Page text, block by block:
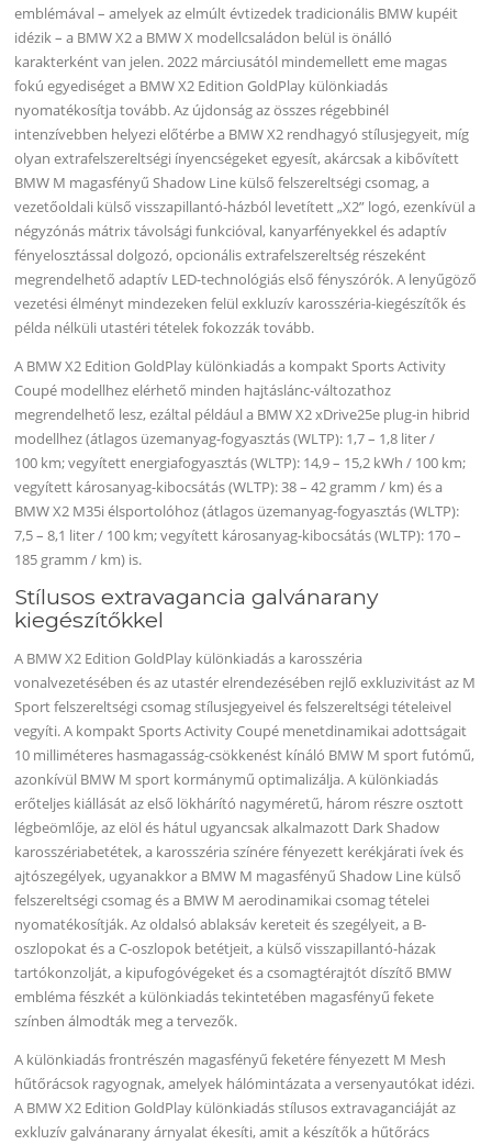
emblémával – amelyek az elmúlt évtizedek tradicionális BMW kupéit
idézik – a BMW X2 a BMW X modellcsaládon belül is önálló
karakterként van jelen. 2022 márciusától mindemellett eme magas
fokú egyediséget a BMW X2 Edition GoldPlay különkiadás
nyomatékosítja tovább. Az újdonság az összes régebbinél
intenzívebben helyezi előtérbe a BMW X2 rendhagyó stílusjegyeit, míg
olyan extrafelszereltségi ínyencségeket egyesít, akárcsak a kibővített
BMW M magasfényű Shadow Line külső felszereltségi csomag, a
vezetőoldali külső visszapillantó-házból levetített „X2” logó, ezenkívül a
négyzónás mátrix távolsági funkcióval, kanyarfényekkel és adaptív
fényelosztással dolgozó, opcionális extrafelszereltség részeként
megrendelhető adaptív LED-technológiás első fényszórók. A lenyűgöző
vezetési élményt mindezeken felül exkluzív karosszéria-kiegészítők és
példa nélküli utastéri tételek fokozzák tovább.
A BMW X2 Edition GoldPlay különkiadás a kompakt Sports Activity
Coupé modellhez elérhető minden hajtáslánc-változathoz
megrendelhető lesz, ezáltal például a BMW X2 xDrive25e plug-in hibrid
modellhez (átlagos üzemanyag-fogyasztás (WLTP): 1,7 – 1,8 liter /
100 km; vegyített energiafogyasztás (WLTP): 14,9 – 15,2 kWh / 100 km;
vegyített károsanyag-kibocsátás (WLTP): 38 – 42 gramm / km) és a
BMW X2 M35i élsportolóhoz (átlagos üzemanyag-fogyasztás (WLTP):
7,5 – 8,1 liter / 100 km; vegyített károsanyag-kibocsátás (WLTP): 170 –
185 gramm / km) is.
Stílusos extravagancia galvánarany
kiegészítőkkel
A BMW X2 Edition GoldPlay különkiadás a karosszéria
vonalvezetésében és az utastér elrendezésében rejlő exkluzivitást az M
Sport felszereltségi csomag stílusjegyeivel és felszereltségi tételeivel
vegyíti. A kompakt Sports Activity Coupé menetdinamikai adottságait
10 milliméteres hasmagasság-csökkenést kínáló BMW M sport futómű,
azonkívül BMW M sport kormánymű optimalizálja. A különkiadás
erőteljes kiállását az első lökhárító nagyméretű, három részre osztott
légbeömlője, az elöl és hátul ugyancsak alkalmazott Dark Shadow
karosszériabetétek, a karosszéria színére fényezett kerékjárati ívek és
ajtószegélyek, ugyanakkor a BMW M magasfényű Shadow Line külső
felszereltségi csomag és a BMW M aerodinamikai csomag tételei
nyomatékosítják. Az oldalsó ablaksáv kereteit és szegélyeit, a B-
oszlopokat és a C-oszlopok betétjeit, a külső visszapillantó-házak
tartókonzolját, a kipufogóvégeket és a csomagtérajtót díszítő BMW
embléma fészkét a különkiadás tekintetében magasfényű fekete
színben álmodták meg a tervezők.
A különkiadás frontrészén magasfényű feketére fényezett M Mesh
hűtőrácsok ragyognak, amelyek hálómintázata a versenyautókat idézi.
A BMW X2 Edition GoldPlay különkiadás stílusos extravaganciáját az
exkluzív galvánarany árnyalat ékesíti, amit a készítők a hűtőrács